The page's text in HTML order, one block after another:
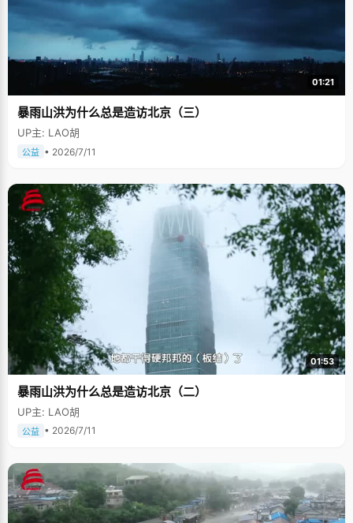
01:21
暴雨山洪为什么总是造访北京（三）
UP主: LAO胡
公益 • 2026/7/11
01:53
暴雨山洪为什么总是造访北京（二）
UP主: LAO胡
公益 • 2026/7/11